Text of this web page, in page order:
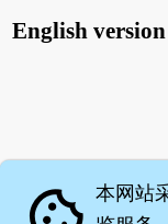
English version
本网站